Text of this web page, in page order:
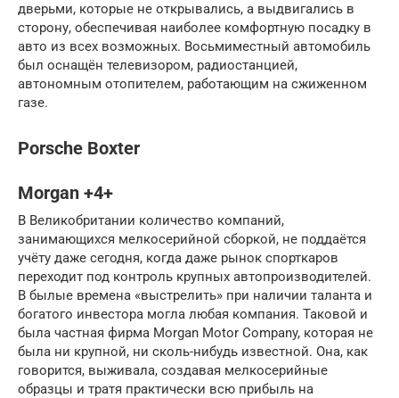
дверьми, которые не открывались, а выдвигались в
сторону, обеспечивая наиболее комфортную посадку в
авто из всех возможных. Восьмиместный автомобиль
был оснащён телевизором, радиостанцией,
автономным отопителем, работающим на сжиженном
газе.
Porsche Boxter
Morgan +4+
В Великобритании количество компаний,
занимающихся мелкосерийной сборкой, не поддаётся
учёту даже сегодня, когда даже рынок спорткаров
переходит под контроль крупных автопроизводителей.
В былые времена «выстрелить» при наличии таланта и
богатого инвестора могла любая компания. Таковой и
была частная фирма Morgan Motor Company, которая не
была ни крупной, ни сколь-нибудь известной. Она, как
говорится, выживала, создавая мелкосерийные
образцы и тратя практически всю прибыль на